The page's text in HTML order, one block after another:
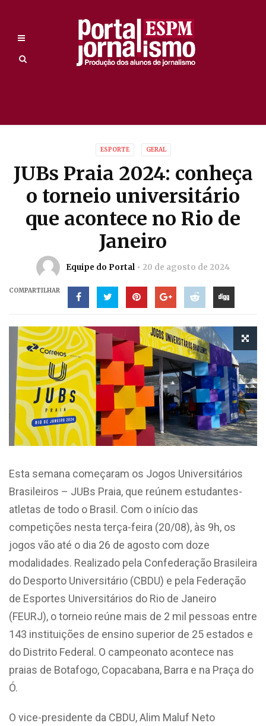
ESPORTE GERAL
JUBs Praia 2024: conheça
o torneio universitário
que acontece no Rio de
Janeiro
Equipe do Portal 20 de agosto de 2024
COMPARTILHAR
Esta semana começaram os Jogos Universitários
Brasileiros – JUBs Praia, que reúnem estudantes-
atletas de todo o Brasil. Com o início das
competições nesta terça-feira (20/08), às 9h, os
jogos vão até o dia 26 de agosto com doze
modalidades. Realizado pela Confederação Brasileira
do Desporto Universitário (CBDU) e pela Federação
de Esportes Universitários do Rio de Janeiro
(FEURJ), o torneio reúne mais de 2 mil pessoas entre
143 instituições de ensino superior de 25 estados e
do Distrito Federal. O campeonato acontece nas
praias de Botafogo, Copacabana, Barra e na Praça do
Ó.
O vice-presidente da CBDU, Alim Maluf Neto